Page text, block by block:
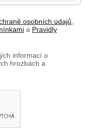
osobních údajů
a Pravidly
informací o
hrozbách a